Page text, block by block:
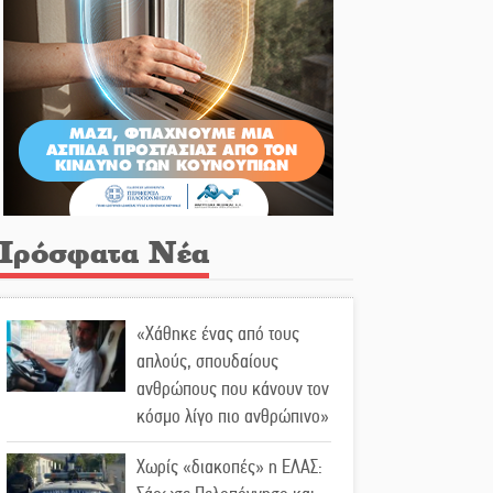
Νέα
«Χάθηκε ένας από τους
απλούς, σπουδαίους
ανθρώπους που κάνουν τον
κόσμο λίγο πιο ανθρώπινο»
Χωρίς «διακοπές» η ΕΛΑΣ: